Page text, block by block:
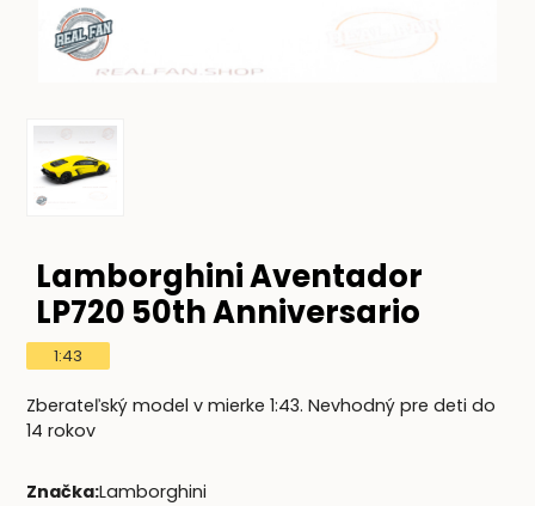
Lamborghini Aventador
LP720 50th Anniversario
1:43
Zberateľský model v mierke 1:43. Nevhodný pre deti do
14 rokov
Značka:Lamborghini